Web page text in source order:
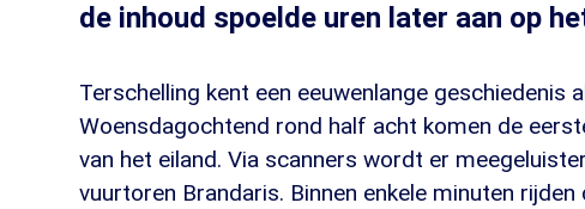
de inhoud spoelde uren later aan op
Terschelling kent een eeuwenlange geschiedenis
Woensdagochtend rond half acht komen de
van het eiland. Via scanners wordt er
vuurtoren Brandaris. Binnen enkele minuten